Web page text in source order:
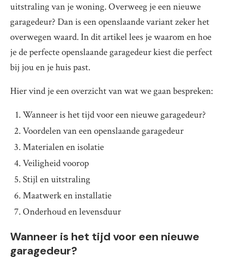
uitstraling van je woning. Overweeg je een nieuwe
garagedeur? Dan is een openslaande variant zeker het
overwegen waard. In dit artikel lees je waarom en hoe
je de perfecte openslaande garagedeur kiest die perfect
bij jou en je huis past.
Hier vind je een overzicht van wat we gaan bespreken:
Wanneer is het tijd voor een nieuwe garagedeur?
Voordelen van een openslaande garagedeur
Materialen en isolatie
Veiligheid voorop
Stijl en uitstraling
Maatwerk en installatie
Onderhoud en levensduur
Wanneer is het tijd voor een nieuwe
garagedeur?